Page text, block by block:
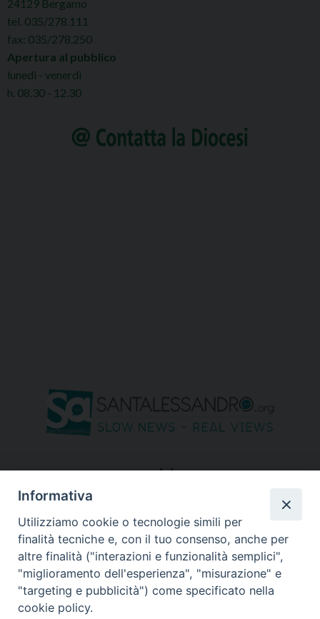
24129 Bergamo
tel. 035/278.111
fax: 035/278.250
Apertura al pubblico
lunedì - venerdì
h. 08.30 - 12.30
seguici su
Informativa
Utilizziamo cookie o tecnologie simili per
finalità tecniche e, con il tuo consenso, anche per
altre finalità ("interazioni e funzionalità semplici",
"miglioramento dell'esperienza", "misurazione" e
"targeting e pubblicità") come specificato nella
cookie policy.